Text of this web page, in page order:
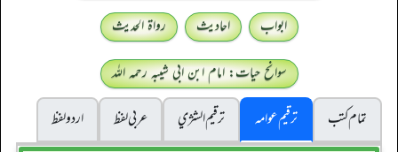
ابواب احادیث
رواۃ الحدیث
سوانح حیات: امام ابن ابی شیبہ رحمہ اللہ
تمام کتب
ترقیم عوامہ ترقيم الشژي عربی لفظ
اردو لفظ